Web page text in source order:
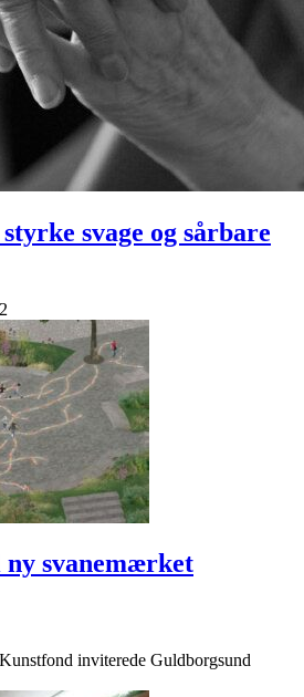
svage og sårbare
svanemærket
inviterede Guldborgsund